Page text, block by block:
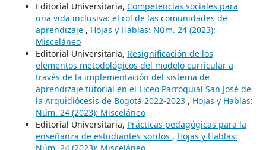
Editorial Universitaria, Competencias sociales para
una vida inclusiva: el rol de las comunidades de
aprendizaje , Hojas y Hablas: Núm. 24 (2023):
Misceláneo
Editorial Universitaria, Resignificación de los
elementos metodológicos del modelo curricular a
través de la implementación del sistema de
aprendizaje tutorial en el Liceo Parroquial San José de
la Arquidiócesis de Bogotá 2022-2023 , Hojas y Hablas:
Núm. 24 (2023): Misceláneo
Editorial Universitaria, Prácticas pedagógicas para la
enseñanza de estudiantes sordos , Hojas y Hablas: